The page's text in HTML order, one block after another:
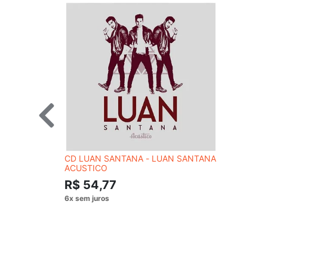
CD LUAN SANTANA - LUAN SANTANA
ACUSTICO
R$ 54,77